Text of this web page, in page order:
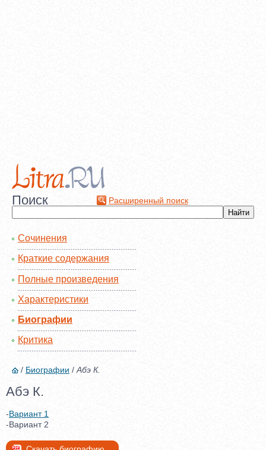
Поиск Расширенный поиск
Сочинения
Краткие содержания
Полные произведения
Характеристики
Биографии
Критика
/ Биографии / Абэ К.
Абэ К.
-Вариант 1
-Вариант 2